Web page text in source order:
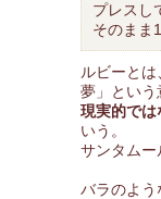
プレスし
そのまま
ルビーとは
夢」という
現実的では
いう。
サンタムー
バラのよう